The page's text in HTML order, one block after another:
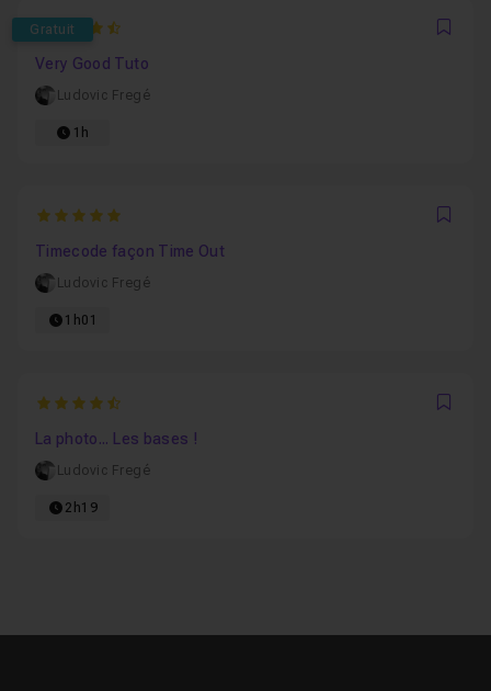
Gratuit
4.7692307692308
Very Good Tuto
Ludovic Fregé
1h
5
Timecode façon Time Out
Ludovic Fregé
1h01
4.3584905660377
La photo... Les bases !
Ludovic Fregé
2h19